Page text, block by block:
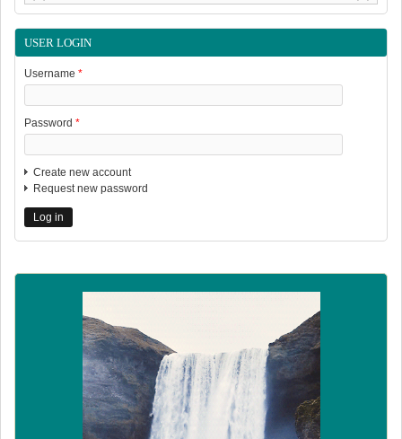
USER LOGIN
Username *
Password *
Create new account
Request new password